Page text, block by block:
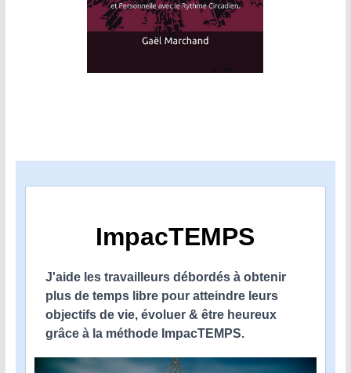
ImpacTEMPS
J'aide les travailleurs débordés à obtenir
plus de temps libre pour atteindre leurs
objectifs de vie, évoluer & être heureux
grâce à la méthode ImpacTEMPS.